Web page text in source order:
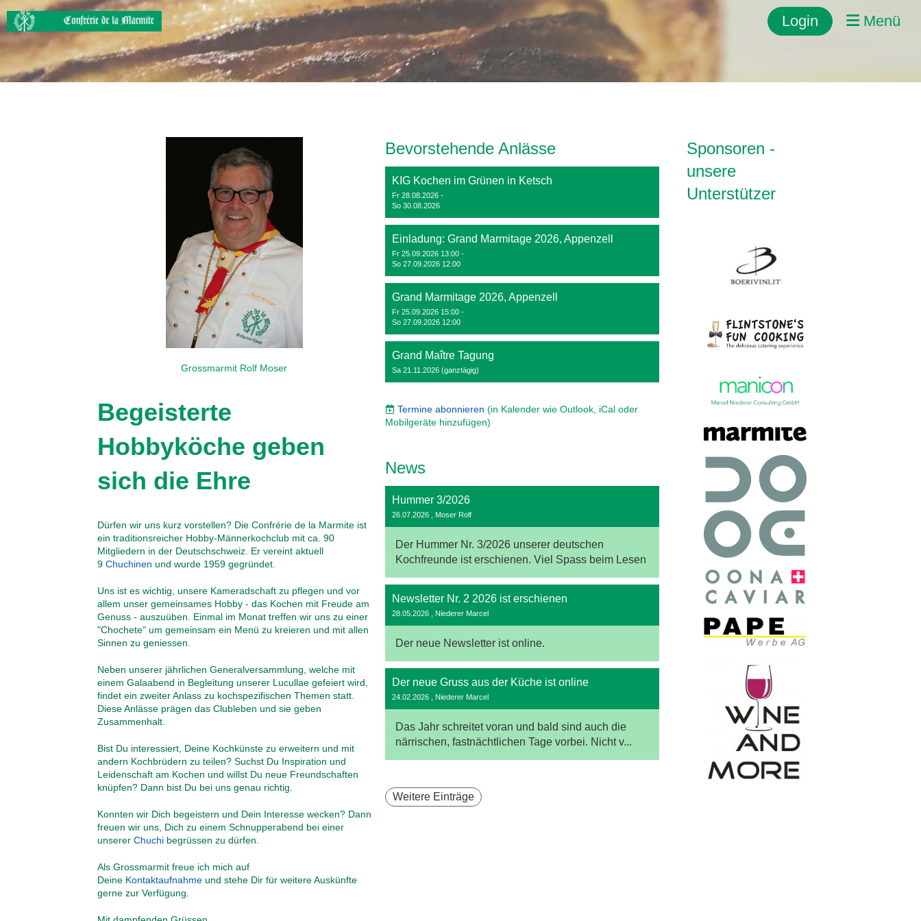
Login Menü
Grossmarmit Rolf Moser
Begeisterte
Hobbyköche geben
sich die Ehre
Dürfen wir uns kurz vorstellen? Die Confrérie de la Marmite ist
ein traditionsreicher Hobby-Männerkochclub mit ca. 90
Mitgliedern in der Deutschschweiz. Er vereint aktuell
9 Chuchinen und wurde 1959 gegründet.
Uns ist es wichtig, unsere Kameradschaft zu pflegen und vor
allem unser gemeinsames Hobby - das Kochen mit Freude am
Genuss - auszuüben. Einmal im Monat treffen wir uns zu einer
"Chochete" um gemeinsam ein Menü zu kreieren und mit allen
Sinnen zu geniessen.
Neben unserer jährlichen Generalversammlung, welche mit
einem Galaabend in Begleitung unserer Lucullae gefeiert wird,
findet ein zweiter Anlass zu kochspezifischen Themen statt.
Diese Anlässe prägen das Clubleben und sie geben
Zusammenhalt.
Bist Du interessiert, Deine Kochkünste zu erweitern und mit
andern Kochbrüdern zu teilen? Suchst Du Inspiration und
Leidenschaft am Kochen und willst Du neue Freundschaften
knüpfen? Dann bist Du bei uns genau richtig.
Konnten wir Dich begeistern und Dein Interesse wecken? Dann
freuen wir uns, Dich zu einem Schnupperabend bei einer
unserer Chuchi begrüssen zu dürfen.
Als Grossmarmit freue ich mich auf
Deine Kontaktaufnahme und stehe Dir für weitere Auskünfte
gerne zur Verfügung.
Bevorstehende Anlässe
KIG Kochen im Grünen in Ketsch
Fr 28.08.2026 -
So 30.08.2026
Einladung: Grand Marmitage 2026, Appenzell
Fr 25.09.2026 13:00 -
So 27.09.2026 12:00
Grand Marmitage 2026, Appenzell
Fr 25.09.2026 15:00 -
So 27.09.2026 12:00
Grand Maître Tagung
Sa 21.11.2026 (ganztägig)
Termine abonnieren (in Kalender wie Outlook, iCal oder
Mobilgeräte hinzufügen)
News
Hummer 3/2026
26.07.2026, Moser Rolf
Der Hummer Nr. 3/2026 unserer deutschen
Kochfreunde ist erschienen. Viel Spass beim Lesen
Newsletter Nr. 2 2026 ist erschienen
28.05.2026, Niederer Marcel
Der neue Newsletter ist online.
Der neue Gruss aus der Küche ist online
24.02.2026, Niederer Marcel
Das Jahr schreitet voran und bald sind auch die
närrischen, fastnächtlichen Tage vorbei. Nicht v...
Weitere Einträge
Sponsoren -
unsere
Unterstützer